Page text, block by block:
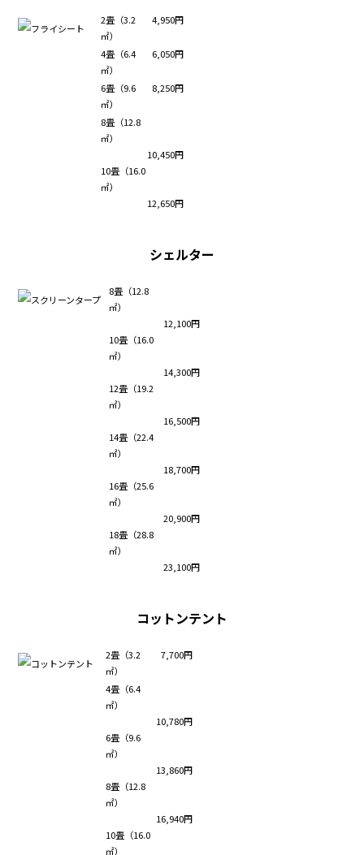
2畳（3.2
㎡）
4,950円
4畳（6.4
㎡）
6,050円
6畳（9.6
㎡）
8,250円
8畳（12.8
㎡）
10,450円
10畳（16.0
㎡）
12,650円
シェルター
8畳（12.8
㎡）
12,100円
10畳（16.0
㎡）
14,300円
12畳（19.2
㎡）
16,500円
14畳（22.4
㎡）
18,700円
16畳（25.6
㎡）
20,900円
18畳（28.8
㎡）
23,100円
コットンテント
2畳（3.2
㎡）
7,700円
4畳（6.4
㎡）
10,780円
6畳（9.6
㎡）
13,860円
8畳（12.8
㎡）
16,940円
10畳（16.0
㎡）